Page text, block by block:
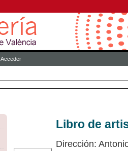
Acceder
Libro de
Dirección: